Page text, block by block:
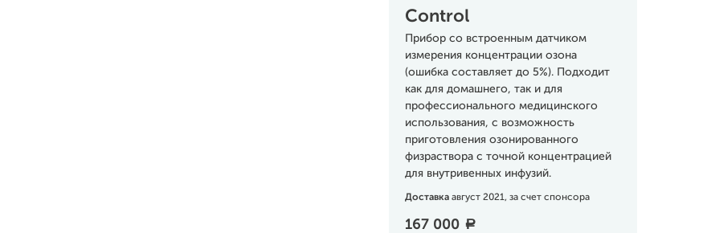
Control
Прибор со встроенным датчиком
измерения концентрации озона
(ошибка составляет до 5%). Подходит
как для домашнего, так и для
профессионального медицинского
использования, с возможность
приготовления озонированного
физраствора с точной концентрацией
для внутривенных инфузий.
Доставка август 2021, за счет спонсора
167 000 a